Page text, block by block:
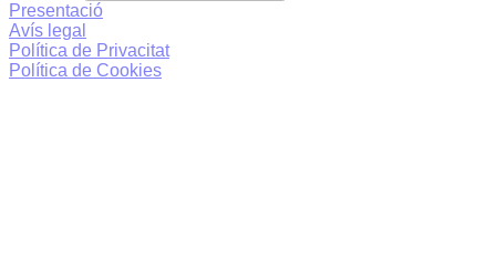
Presentació
Avís legal
Política de Privacitat
Política de Cookies